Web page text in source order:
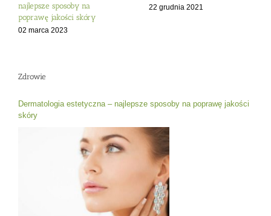
najlepsze sposoby na
poprawę jakości skóry
02 marca 2023
22 grudnia 2021
Zdrowie
Dermatologia estetyczna – najlepsze sposoby na poprawę jakości
skóry